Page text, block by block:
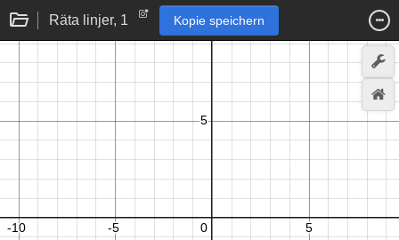
Räta linjer, 1 Kopie speichern